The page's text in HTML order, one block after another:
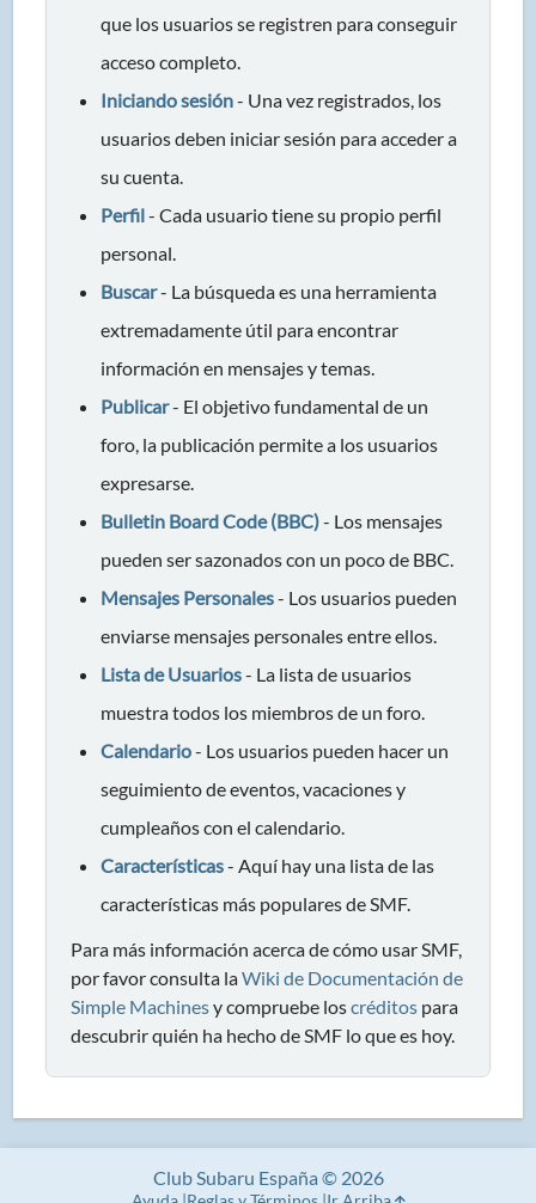
que los usuarios se registren para conseguir
acceso completo.
Iniciando sesión- Una vez registrados, los
usuarios deben iniciar sesión para acceder a
su cuenta.
Perfil- Cada usuario tiene su propio perfil
personal.
Buscar- La búsqueda es una herramienta
extremadamente útil para encontrar
información en mensajes y temas.
Publicar- El objetivo fundamental de un
foro, la publicación permite a los usuarios
expresarse.
Bulletin Board Code (BBC)- Los mensajes
pueden ser sazonados con un poco de BBC.
Mensajes Personales- Los usuarios pueden
enviarse mensajes personales entre ellos.
Lista de Usuarios- La lista de usuarios
muestra todos los miembros de un foro.
Calendario- Los usuarios pueden hacer un
seguimiento de eventos, vacaciones y
cumpleaños con el calendario.
Características- Aquí hay una lista de las
características más populares de SMF.
Para más información acerca de cómo usar SMF,
por favor consulta laWiki de Documentación de
Simple Machinesy compruebe loscréditos para
descubrir quién ha hecho de SMF lo que es hoy.
Club Subaru España © 2026